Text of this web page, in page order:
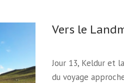
Vers le
Jour 13, Keldur et
du voyage